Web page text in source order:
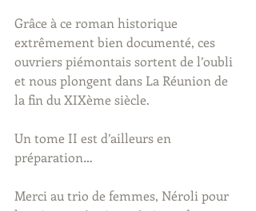
Grâce à ce roman historique
extrêmement bien documenté, ces
ouvriers piémontais sortent de l’oubli
et nous plongent dans La Réunion de
la fin du XIXème siècle.
Un tome II est d’ailleurs en
préparation…
Merci au trio de femmes, Néroli pour